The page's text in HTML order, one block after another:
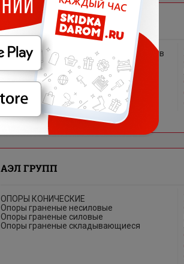
ЛЮСАРТ
Интернет-магазин люстр и светильников
Lusart.ru
АЭЛ ГРУПП
ОПОРЫ КОНИЧЕСКИЕ
Опоры граненые несиловые
Опоры граненые силовые
Опоры граненые складывающиеся